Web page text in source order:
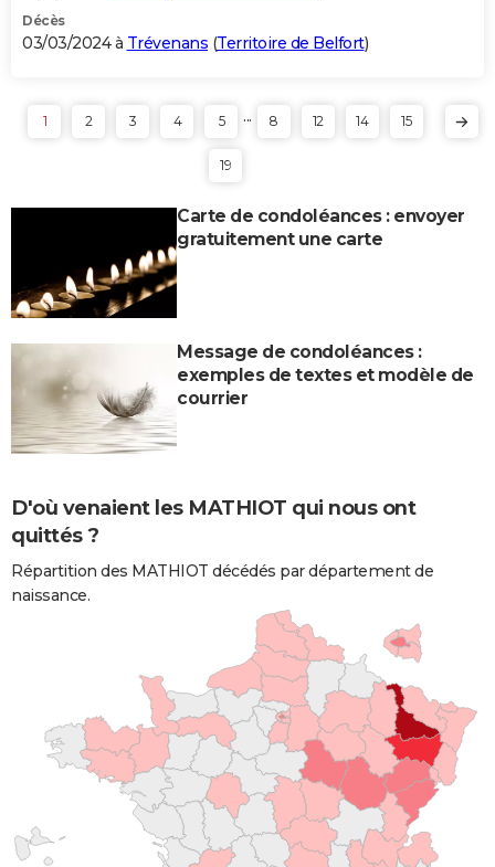
Décès
03/03/2024 à Trévenans (Territoire de Belfort)
1 2 3 4 5 ... 8 12 14 15
19
Carte de condoléances : envoyer
gratuitement une carte
Message de condoléances :
exemples de textes et modèle de
courrier
D'où venaient les MATHIOT qui nous ont
quittés ?
Répartition des MATHIOT décédés par département de
naissance.